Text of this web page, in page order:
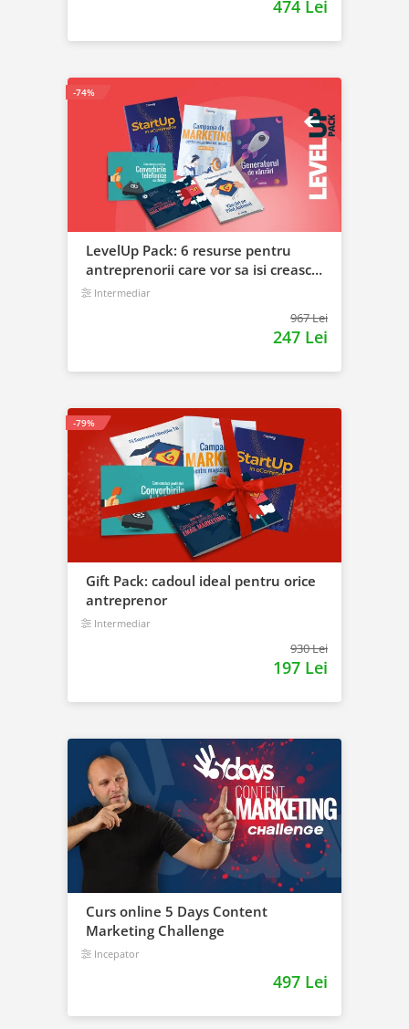
474 Lei
LevelUp Pack: 6 resurse pentru
antreprenorii care vor sa isi creasca
afacerile
Intermediar
967 Lei
247 Lei
-74%
Gift Pack: cadoul ideal pentru orice
antreprenor
Intermediar
930 Lei
197 Lei
-79%
Curs online 5 Days Content
Marketing Challenge
Incepator
497 Lei